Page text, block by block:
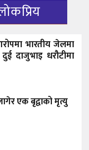
भारतीय जेलमा
दाजुभाइ धरौटीमा
एक बृद्वाको मृत्यु